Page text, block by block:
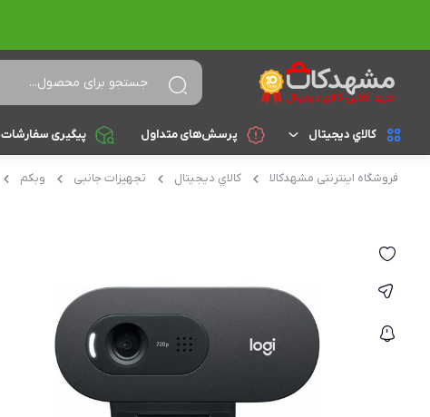
کالاي ديجيتال
لپ تاپ براساس cpu
Core i5
Core i7
Core i9
پرسش‌های متداول پیگیری سفارشات
فروشگاه اینترنتی مشهدکالا کالاي ديجيتال تجهیزات جانبی وبکم